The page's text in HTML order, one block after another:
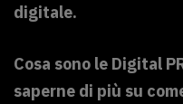
digitale.
Cosa sono le Digital
saperne di più su